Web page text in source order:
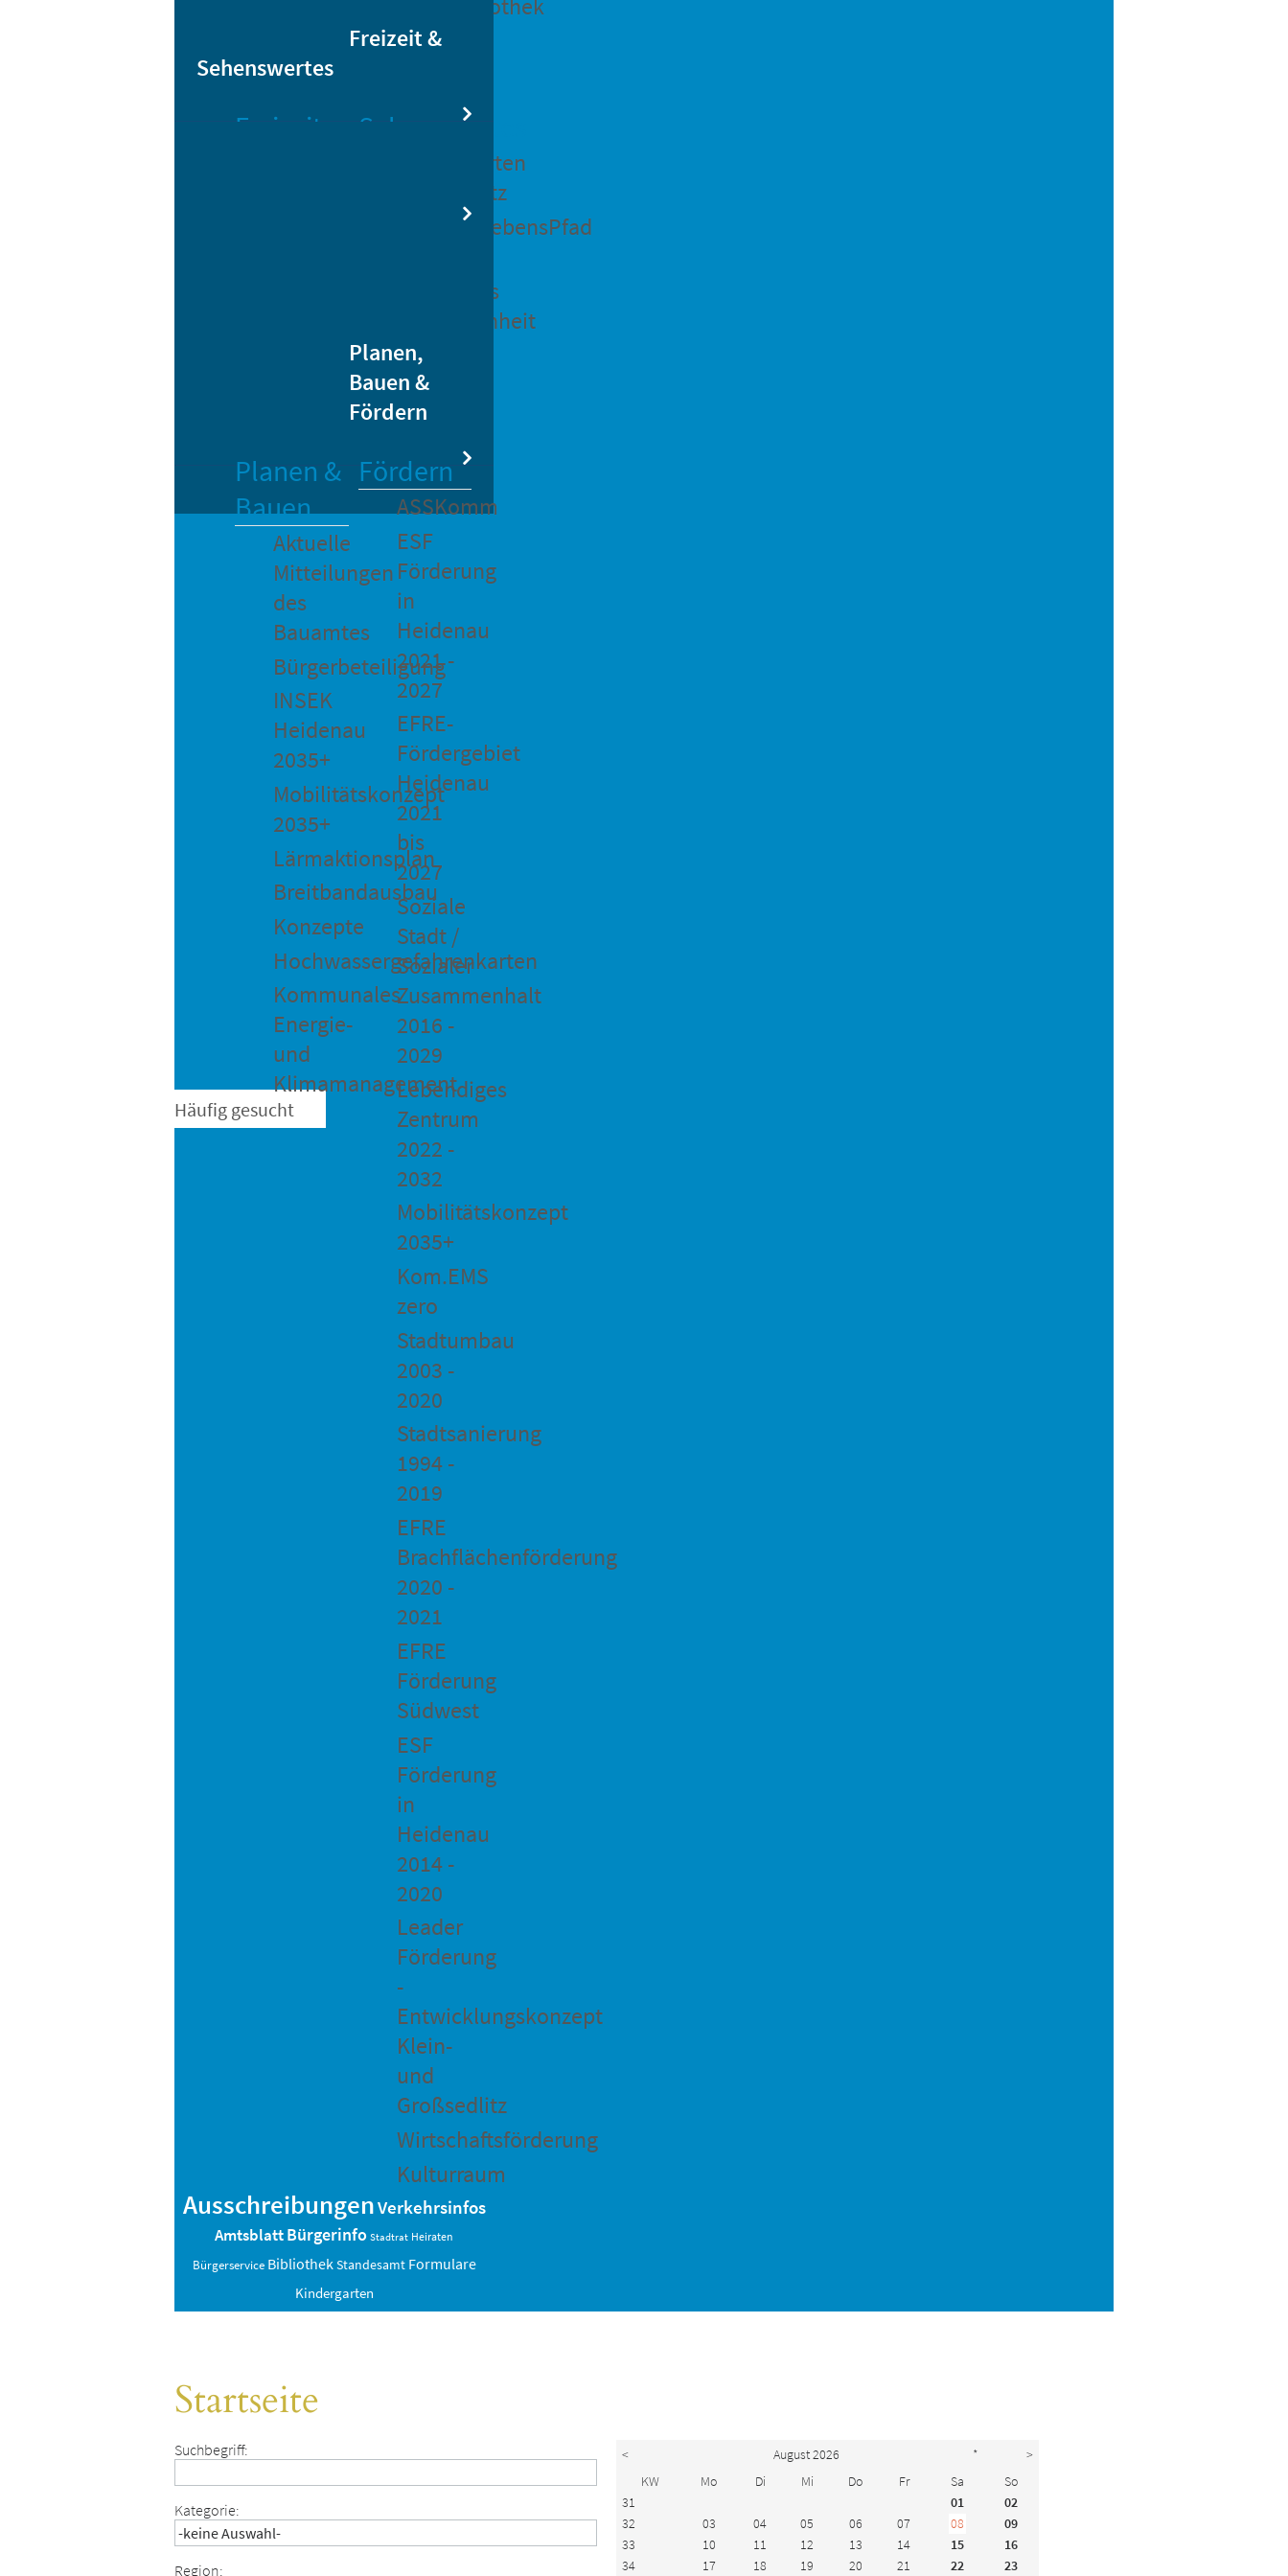
Bikesharing
Stadtbibliothek
Freizeit &
Sehenswertes
Freizeit
Heidenauer
Musiknacht
Sehenswertes
Barockgarten
Großsedlitz
MärchenLebensPfad
Heidenaus
Vergangenheit
Planen,
Bauen &
Fördern
Planen &
Bauen
Aktuelle
Mitteilungen
des
Bauamtes
Bürgerbeteiligung
INSEK
Heidenau
2035+
Mobilitätskonzept
2035+
Lärmaktionsplan
Breitbandausbau
Konzepte
Hochwassergefahrenkarten
Kommunales
Energie-
und
Klimamanagement
Fördern
ASSKomm
ESF
Förderung
in
Heidenau
2021 -
2027
EFRE-
Fördergebiet
Heidenau
2021
bis
2027
Soziale
Stadt /
Sozialer
Zusammenhalt
2016 -
2029
Lebendiges
Zentrum
2022 -
2032
Mobilitätskonzept
2035+
Kom.EMS
zero
Stadtumbau
2003 -
2020
Stadtsanierung
1994 -
2019
EFRE
Brachflächenförderung
2020 -
2021
EFRE
Förderung
Südwest
ESF
Förderung
in
Heidenau
2014 -
2020
Leader
Förderung
-
Entwicklungskonzept
Klein-
und
Großsedlitz
Wirtschaftsförderung
Kulturraum
Häufig gesucht
AusschreibungenVerkehrsinfos
AmtsblattBürgerinfo Stadtrat Heiraten
Bürgerservice BibliothekStandesamt Formulare
Kindergarten
Startseite
Suchbegriff:
Kategorie:
Region:
< August 2026 *
>
KW
Mo Di Mi Do Fr Sa
So
31
01
02
32
03 04 05 06 07 08
09
33
10 11 12 13 14 15
16
34
17 18 19 20 21 22 23